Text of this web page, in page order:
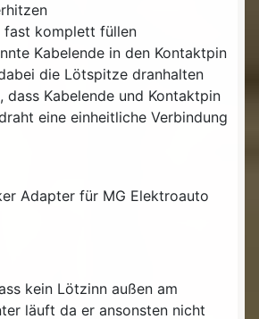
komplett füllen
Kabelende in den Kontaktpin
die Lötspitze dranhalten
dass Kabelende und Kontaktpin
eine einheitliche Verbindung
kein Lötzinn außen am
läuft da er ansonsten nicht